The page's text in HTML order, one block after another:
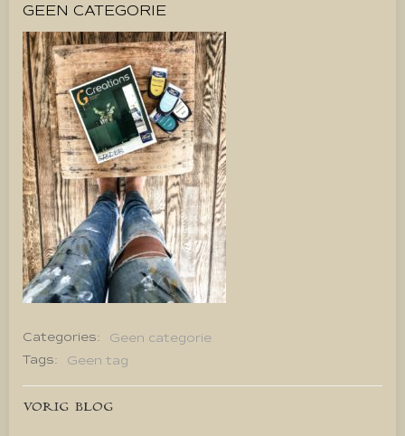
GEEN CATEGORIE
Categories:
Geen categorie
Tags:
Geen tag
Bericht
VORIG BLOG